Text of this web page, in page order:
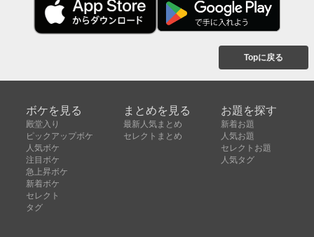
Topに戻る
ボケを見る
殿堂入り
ピックアップボケ
人気ボケ
注目ボケ
急上昇ボケ
新着ボケ
セレクト
タグ
まとめを見る
最新人気まとめ
セレクトまとめ
お題を探す
新着お題
人気お題
セレクトお題
人気タグ